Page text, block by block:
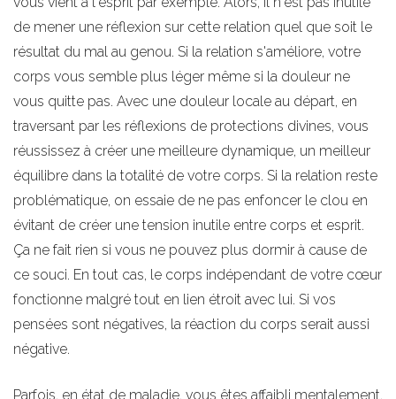
de mener une réflexion sur cette relation quel que soit le
résultat du mal au genou. Si la relation s'améliore, votre
corps vous semble plus léger même si la douleur ne
vous quitte pas. Avec une douleur locale au départ, en
traversant par les réflexions de protections divines, vous
réussissez à créer une meilleure dynamique, un meilleur
équilibre dans la totalité de votre corps. Si la relation reste
problématique, on essaie de ne pas enfoncer le clou en
évitant de créer une tension inutile entre corps et esprit.
Ça ne fait rien si vous ne pouvez plus dormir à cause de
ce souci. En tout cas, le corps indépendant de votre cœur
fonctionne malgré tout en lien étroit avec lui. Si vos
pensées sont négatives, la réaction du corps serait aussi
négative.
Parfois, en état de maladie, vous êtes affaibli mentalement.